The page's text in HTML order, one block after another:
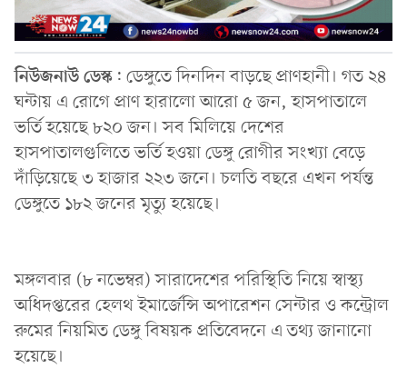
নিউজনাউডেস্ক : ডেঙ্গুতে দিনদিন বাড়ছে প্রাণহানী। গত ২৪
ঘন্টায় এ রোগে প্রাণ হারালো আরো ৫ জন, হাসপাতালে
ভর্তি হয়েছে ৮২০ জন। সব মিলিয়ে দেশের
হাসপাতালগুলিতে ভর্তি হওয়া ডেঙ্গু রোগীর সংখ্যা বেড়ে
দাঁড়িয়েছে ৩ হাজার ২২৩ জনে। চলতি বছরে এখন পর্যন্ত
ডেঙ্গুতে ১৮২ জনের মৃত্যু হয়েছে।
মঙ্গলবার (৮ নভেম্বর) সারাদেশের পরিস্থিতি নিয়ে স্বাস্থ্য
অধিদপ্তরের হেলথ ইমার্জেন্সি অপারেশন সেন্টার ও কন্ট্রোল
রুমের নিয়মিত ডেঙ্গু বিষয়ক প্রতিবেদনে এ তথ্য জানানো
হয়েছে।